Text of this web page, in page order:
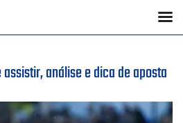
análise e dica de aposta